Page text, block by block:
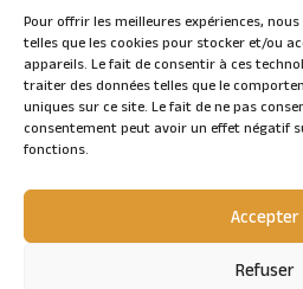
Pour offrir les meilleures expériences,
telles que les cookies pour stocker et/ou
appareils. Le fait de consentir à ces
traiter des données telles que le
uniques sur ce site. Le fait de ne pas
consentement peut avoir un effet négatif
fonctions.
Accepter
Refuser
Connexion